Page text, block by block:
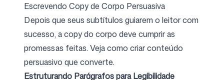
Escrevendo Copy de Corpo Persuasiva
Depois que seus subtítulos guiarem o leitor com
sucesso, a copy do corpo deve cumprir as
promessas feitas. Veja como criar conteúdo
persuasivo que converte.
Estruturando Parágrafos para Legibilidade